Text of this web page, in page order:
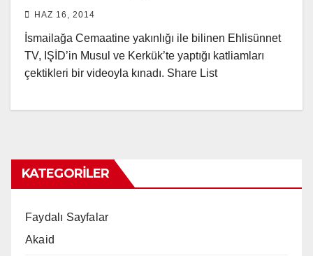
HAZ 16, 2014
İsmailağa Cemaatine yakınlığı ile bilinen Ehlisünnet
TV, IŞİD’in Musul ve Kerkük’te yaptığı katliamları
çektikleri bir videoyla kınadı. Share List
KATEGORILER
Faydalı Sayfalar
Akaid